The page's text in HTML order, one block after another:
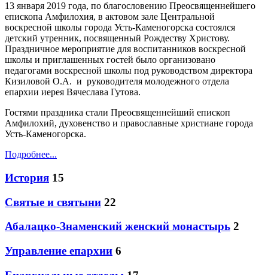
13 января 2019 года, по благословению Преосвященнейшего
епископа Амфилохия, в актовом зале Центральной
воскресной школы города Усть-Каменогорска состоялся
детский утренник, посвященный Рождеству Христову.
Праздничное мероприятие для воспитанников воскресной
школы и приглашенных гостей было организовано
педагогами воскресной школы под руководством директора
Кизиловой О.А. и руководителя молодежного отдела
епархии иерея Вячеслава Гутова.
Гостями праздника стали Преосвященнейший епископ
Амфилохий, духовенство и православные христиане города
Усть-Каменогорска.
Подробнее...
История 15
Святые и святыни 22
Абалацко-Знаменский женский монастырь 2
Управление епархии 6